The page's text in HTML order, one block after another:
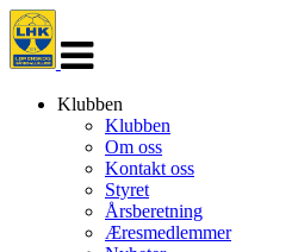
navigasjon
Klubben
Klubben
Om oss
Kontakt oss
Styret
Årsberetning
Æresmedlemmer